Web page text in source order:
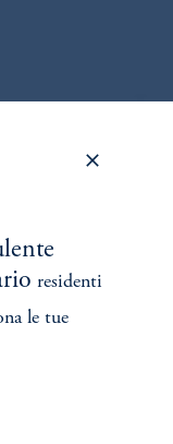
settimanali e le
residenti
le tue